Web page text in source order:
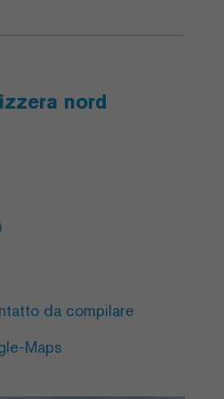
nord
da compilare
Maps